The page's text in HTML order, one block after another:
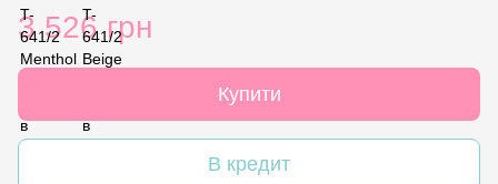
3 526 грн
Купити
В кредит